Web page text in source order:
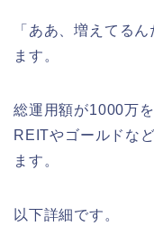
「ああ、増えてる
ます。
総運用額が1000万
REITやゴールドな
ます。
以下詳細です。